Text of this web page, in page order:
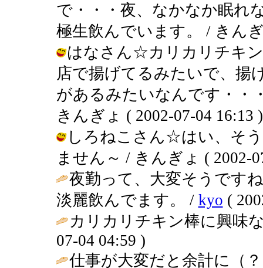
で・・・夜、なかなか眠れ
極生飲んでいます。 / きん
はなさん☆カリカリチキ
店で揚げてるみたいで、揚
があるみたいなんです・・
きんぎょ ( 2002-07-04 16:13 )
しろねこさん☆はい、そ
ません～ / きんぎょ ( 2002-
夜勤って、大変そうです
淡麗飲んでます。 / kyo (
カリカリチキン棒に興味
07-04 04:59 )
仕事が大変だと余計に（